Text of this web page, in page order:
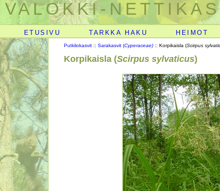
VALOKKI-
ETUSIVU TARKKA HAKU HEIMOT
Putkilokasvit :: Sarakasvit (Cyperaceae) :: Korpikaisla (Scirpus
Korpikaisla (Scirpus sylvaticus)